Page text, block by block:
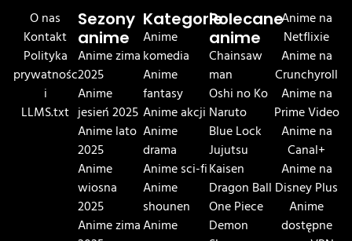
O nas
Kontakt
Polityka
prywatnośc
i
LLMS.txt
Sezony
anime
Anime zima
2025
Anime
jesień 2025
Anime lato
2025
Anime
wiosna
2025
Anime zima
Kategorie
Anime
komedia
Anime
fantasy
Anime akcji
Anime
drama
Anime sci-fi
Anime
shounen
Anime
Polecane
anime
Chainsaw
man
Oshi no Ko
Naruto
Blue Lock
Jujutsu
Kaisen
Dragon Ball
One Piece
Demon
Anime na
Netflixie
Anime na
Crunchyroll
Anime na
Prime Video
Anime na
Canal+
Anime na
Disney Plus
Anime
dostępne